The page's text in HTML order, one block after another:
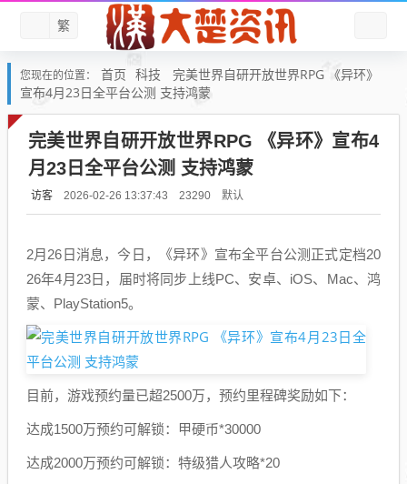
繁
您现在的位置： 首页 科技
完美世界自研开放世界RPG 《异环》
宣布4月23日全平台公测 支持鸿蒙
完美世界自研开放世界RPG 《异环》宣布4
月23日全平台公测 支持鸿蒙
访客 2026-02-26 13:37:43 23290 默认
2月26日消息，今日，《异环》宣布全平台公测正式定档20
26年4月23日，届时将同步上线PC、安卓、iOS、Mac、鸿
蒙、PlayStation5。
目前，游戏预约量已超2500万，预约里程碑奖励如下：
达成1500万预约可解锁：甲硬币*30000
达成2000万预约可解锁：特级猎人攻略*20